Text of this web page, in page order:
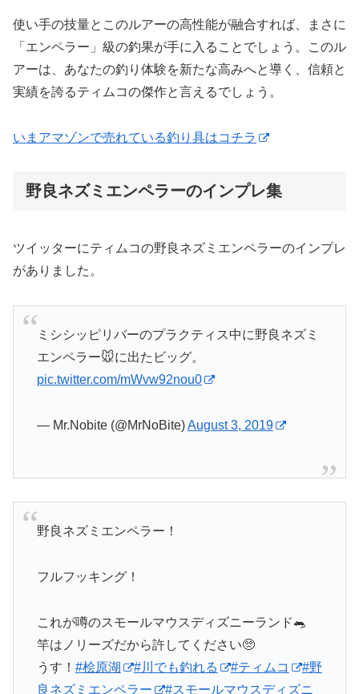
使い手の技量とこのルアーの高性能が融合すれば、まさに
「エンペラー」級の釣果が手に入ることでしょう。このル
アーは、あなたの釣り体験を新たな高みへと導く、信頼と
実績を誇るティムコの傑作と言えるでしょう。
いまアマゾンで売れている釣り具はコチラ
野良ネズミエンペラーのインプレ集
ツイッターにティムコの野良ネズミエンペラーのインプレ
がありました。
ミシシッピリバーのプラクティス中に野良ネズミ
エンペラー🐭に出たビッグ。
pic.twitter.com/mWvw92nou0
— Mr.Nobite (@MrNoBite)August 3, 2019
野良ネズミエンペラー！
フルフッキング！
これが噂のスモールマウスディズニーランド🐀
竿はノリーズだから許してください🥺
うす！ #桧原湖 #川でも釣れる #ティムコ
#野
良ネズミエンペラー
#スモールマウスディズニ